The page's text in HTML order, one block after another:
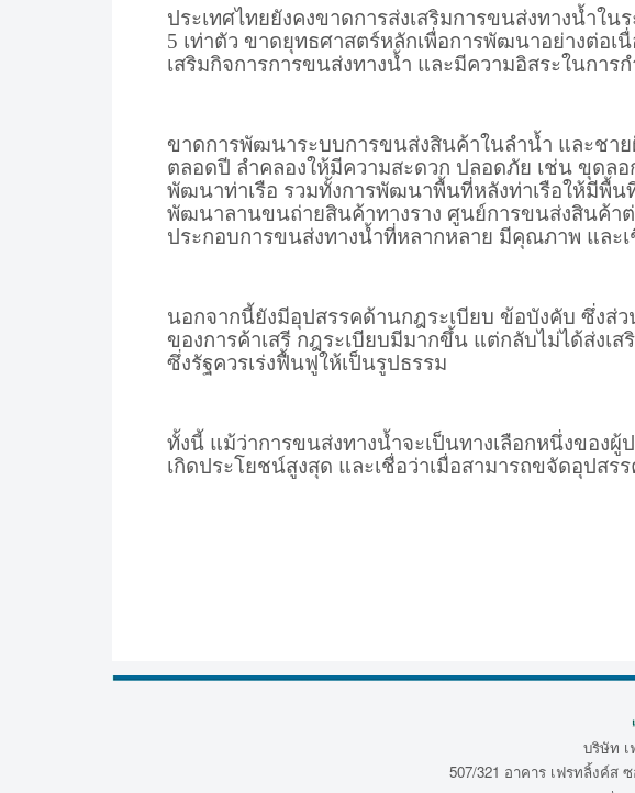
ประเทศไทยยังคงขาดการส่งเสริมการขนส่งทางน้ำใ
5 เท่าตัว ขาดยุทธศาสตร์หลักเพื่อการพัฒนาอย่างต่อ
เสริมกิจการการขนส่งทางน้ำ และมีความอิสระในการ
ขาดการพัฒนาระบบการขนส่งสินค้าในลําน้ำ และชาย
ตลอดปี ลําคลองให้มีความสะดวก ปลอดภัย เช่น ขุดล
พัฒนาท่าเรือ รวมทั้งการพัฒนาพื้นที่หลังท่าเรือให้มีพื้น
พัฒนาลานขนถ่ายสินค้าทางราง ศูนย์การขนส่งสินค้า
ประกอบการขนส่งทางน้ำที่หลากหลาย มีคุณภาพ และ
นอกจากนี้ยังมีอุปสรรคด้านกฎระเบียบ ข้อบังคับ ซึ่งส่
ของการค้าเสรี กฎระเบียบมีมากขึ้น แต่กลับไม่ได้ส่งเ
ซึ่งรัฐควรเร่งฟื้นฟูให้เป็นรูปธรรม
ทั้งนี้ แม้ว่าการขนส่งทางน้ำจะเป็นทางเลือกหนึ่งของ
เกิดประโยชน์สูงสุด และเชื่อว่าเมื่อสามารถขจัดอุปส
บริษัท เ
507/321 อาคาร เฟรทลิ้งค์ส